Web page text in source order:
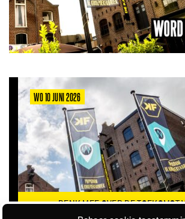
WO 10 JUNI 2026
DENK MEE OVER DE TOEKOMST
KROEPOEKFABRIEK